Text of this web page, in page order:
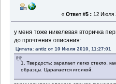
« Ответ #5 : 12 Июля
у меня тоже никелевая вторичка
до прочтения описания:
Цитата: antiz от 10 Июля 2010, 11:27:01
1. Твердость: зарапает легко стекло,
образцы. Царапается иголкой.